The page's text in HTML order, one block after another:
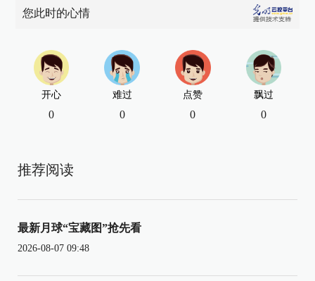
您此时的心情
开心
0
难过
0
点赞
0
飘过
0
推荐阅读
最新月球“宝藏图”抢先看
2026-08-07 09:48